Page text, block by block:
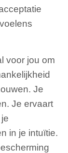
voor jou om
Je
Je ervaart
in je intuïtie.